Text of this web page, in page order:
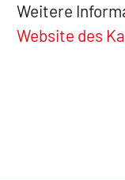
Weitere
Website des